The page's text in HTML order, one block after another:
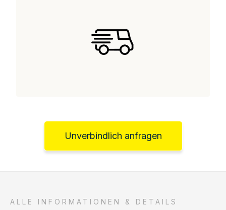
Unverbindlich anfragen
ALLE INFORMATIONEN & DETAILS